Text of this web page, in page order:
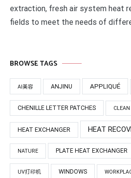
extraction, fresh air system heat
fields to meet the needs of
BROWSE TAGS
AI美容 ANJINU APPLIQUÉ
CHENILLE LETTER PATCHES CLEAN
HEAT EXCHANGER HEAT
NATURE PLATE HEAT EXCHANGER
UV打印机 WINDOWS